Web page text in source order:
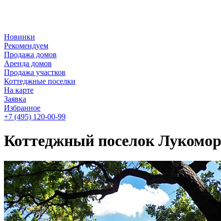
Новинки
Рекомендуем
Продажа домов
Аренда домов
Продажа участков
Коттеджные поселки
На карте
Заявка
Избранное
+7 (495) 120-00-99
Коттеджный поселок